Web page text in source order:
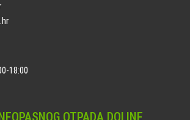
18:00
OTPADA DOLINE